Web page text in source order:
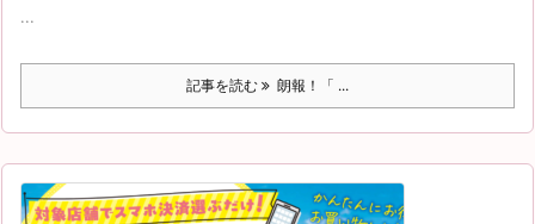
...
記事を読む 朗報！「 ...